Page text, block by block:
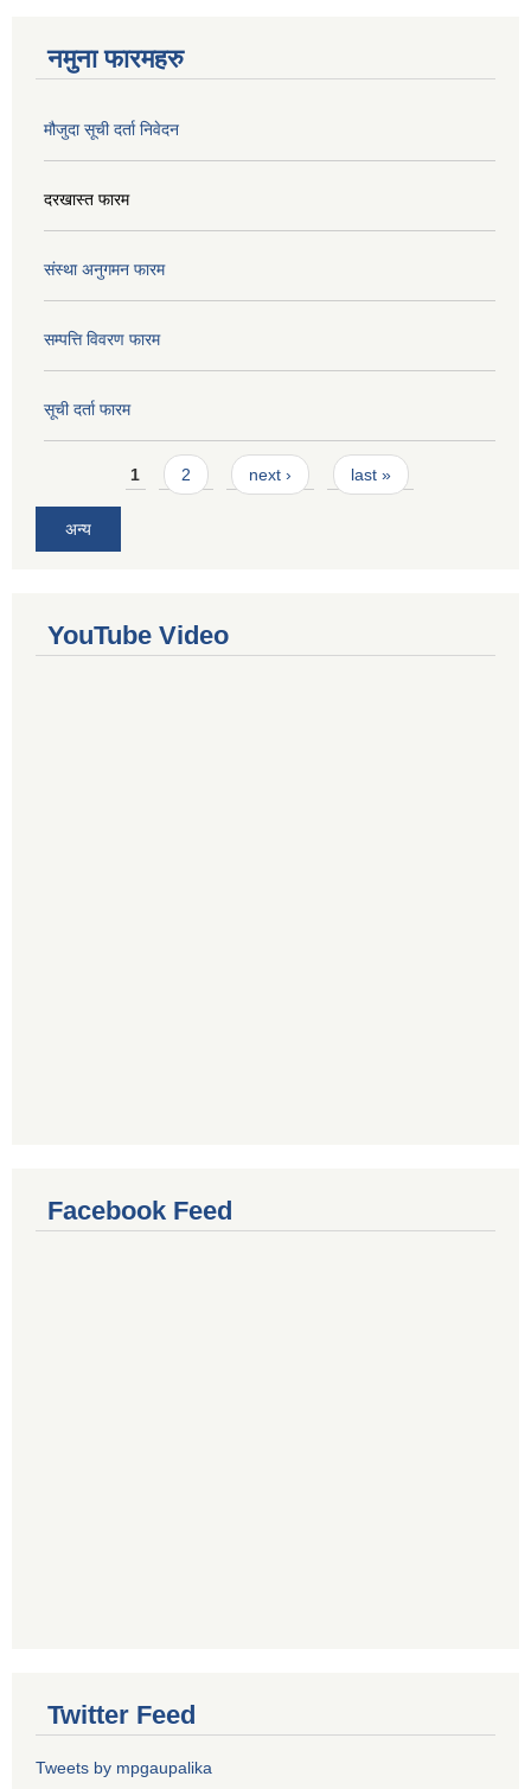
नमुना फारमहरु
मौजुदा सूची दर्ता निवेदन
दरखास्त फारम
संस्था अनुगमन फारम
सम्पत्ति विवरण फारम
सूची दर्ता फारम
Pages1 2 next › last »
अन्य
YouTube Video
Facebook Feed
Twitter Feed
Tweets by mpgaupalika